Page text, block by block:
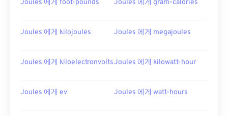
Joules 에게 foot-pounds Joules 에게 gram-calories
Joules 에게 kilojoules Joules 에게 megajoules
Joules 에게 kiloelectronvoltsJoules 에게 kilowatt-hour
Joules 에게 ev Joules 에게 watt-hours